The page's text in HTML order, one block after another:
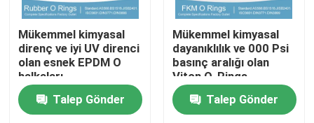
Ana sayfa
Mükemmel kimyasal
direnç ve iyi UV direnci
olan esnek EPDM O
halkaları
Talep Gönder
Mükemmel kimyasal
dayanıklılık ve 000 Psi
basınç aralığı olan
Viton O-Rings
Talep Gönder